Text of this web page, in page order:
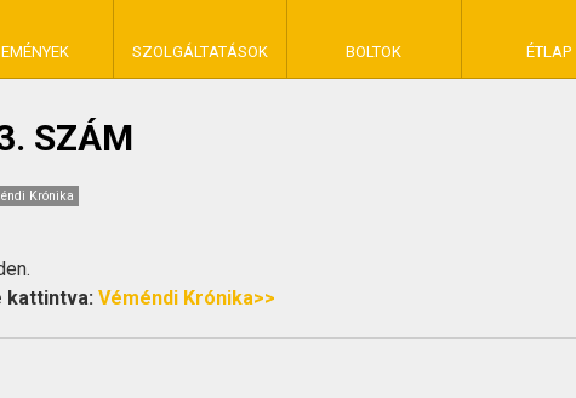
SZOLGÁLTATÁSOK BOLTOK ÉTLAP
FELTÉTELEK
SZÁM
Krónika
kattintva: Véméndi Krónika>>